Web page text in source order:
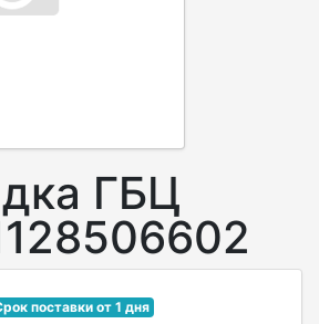
ГБЦ
поставки от 1 дня